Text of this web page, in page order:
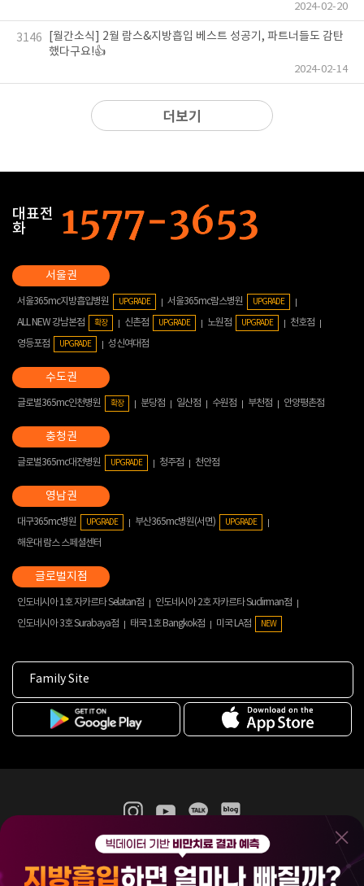
2024-02-20
3146
[월간소식] 2월 람스&지방흡입 베스트 성공기, 파트너들도 감탄
했다구요!👍
2024-02-14
더보기
대표전
화
서울365mc지방흡입병원 UPGRADE 서울365mc람스병원 UPGRADE
ALL NEW 강남본점 확장 신촌점 UPGRADE 노원점 UPGRADE
천호점
영등포점
UPGRADE 성신여대점
글로벌365mc인천병원 확장 분당점 일산점 수원점 부천점 안양평촌점
글로벌365mc대전병원 UPGRADE 청주점 천안점
대구365mc병원 UPGRADE 부산365mc병원(서면) UPGRADE
해운대 람스 스페셜센터
인도네시아 1호 자카르타 Selatan점
인도네시아 2호 자카르타 Sudirman점
인도네시아 3호 Surabaya점
태국 1호 Bangkok점 미국 LA점 NEW
Family Site
365mc 병·의원 이용약관
홈페이지 이용약관
비급여진료수가